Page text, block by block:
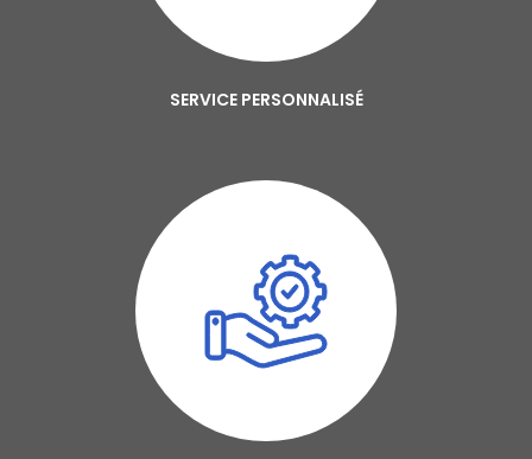
SERVICE PERSONNALISÉ